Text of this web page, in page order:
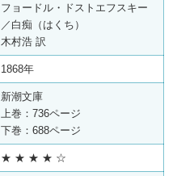
フョードル・ドストエフスキー
／白痴（はくち）
木村浩 訳
1868年
新潮文庫
上巻：736ページ
下巻：688ページ
★ ★ ★ ★ ☆